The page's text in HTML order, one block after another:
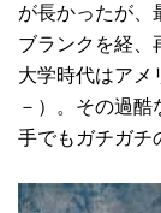
が長かったが、
ブランクを経、
大学時代はアメ
－）。その過
手でもガチガチ